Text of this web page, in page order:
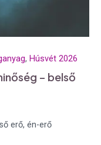
, Húsvét 2026
– belső
erő, én-erő